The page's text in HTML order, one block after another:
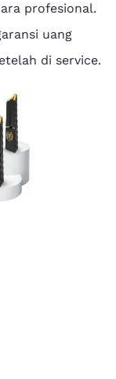
profesional.
uang
di service.